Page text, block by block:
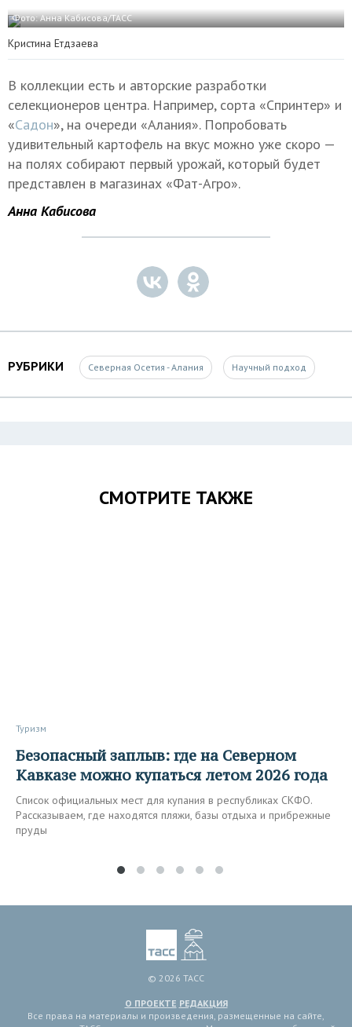
Фото: Анна Кабисова/ТАСС
Кристина Етдзаева
В коллекции есть и авторские разработки
селекционеров центра. Например, сорта «Спринтер» и
«Садон», на очереди «Алания». Попробовать
удивительный картофель на вкус можно уже скоро —
на полях собирают первый урожай, который будет
представлен в магазинах «Фат-Агро».
Анна Кабисова
РУБРИКИ Северная Осетия - Алания Научный подход
СМОТРИТЕ ТАКЖЕ
Туризм
Безопасный заплыв: где на Северном
Кавказе можно купаться летом 2026 года
Список официальных мест для купания в республиках СКФО.
Рассказываем, где находятся пляжи, базы отдыха и прибрежные
пруды
© 2026 ТАСС
О ПРОЕКТЕ РЕДАКЦИЯ
Все права на материалы и произведения, размещенные на сайте,